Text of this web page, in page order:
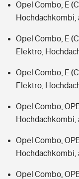
Opel Combo, E
Hochdachkombi,
Opel Combo, E
Elektro,
Opel Combo, E
Elektro,
Opel Combo,
Hochdachkombi,
Opel Combo,
Hochdachkombi,
Opel Combo,